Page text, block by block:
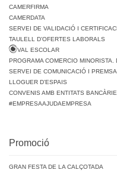
CAMERFIRMA
CAMERDATA
SERVEI DE VALIDACIÓ I
TAULELL D’OFERTES LABORALS
VAL ESCOLAR
PROGRAMA COMERCIO MINORISTA.
SERVEI DE COMUNICACIÓ I PREMSA
LLOGUER D’ESPAIS
CONVENIS AMB ENTITATS
#EMPRESAAJUDAEMPRESA
Promoció
GRAN FESTA DE LA CALÇOTADA